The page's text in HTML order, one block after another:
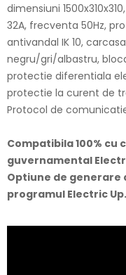
dimensiuni
32A, frecventa 50Hz,
antivandal IK 10,
negru/gri/albastru,
protectie diferentiala
protectie la curent de
Protocol de comunicatie
Compatibila 100%
guvernamental
Optiune de
programul Electric Up.